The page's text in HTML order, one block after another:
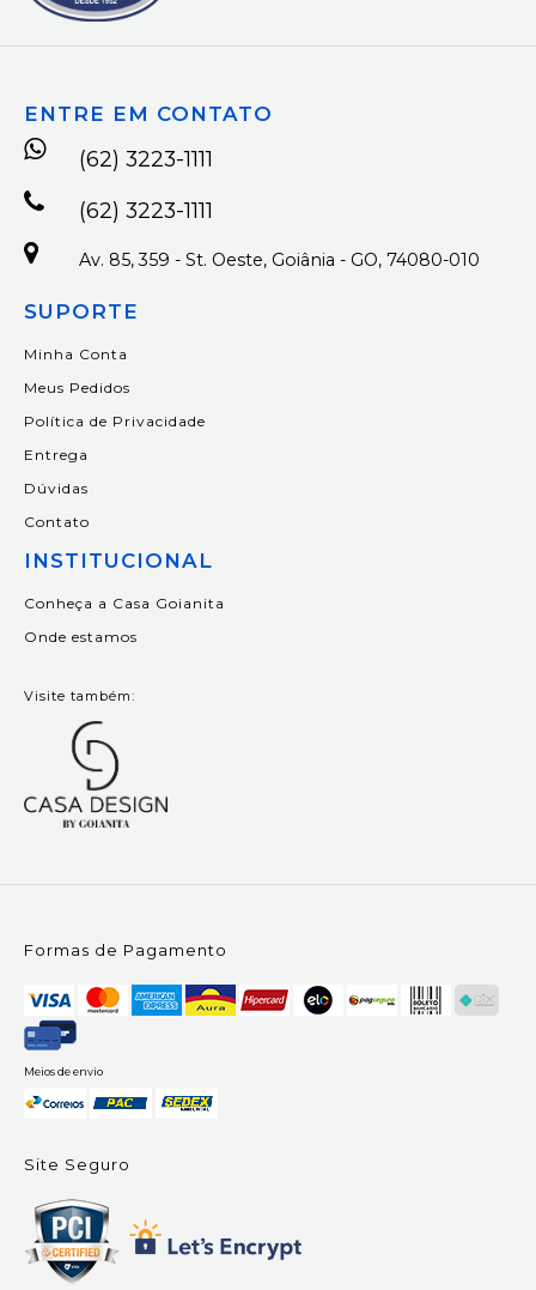
ENTRE EM CONTATO
(62) 3223-1111
(62) 3223-1111
Av. 85, 359 - St. Oeste, Goiânia - GO, 74080-010
SUPORTE
Minha Conta
Meus Pedidos
Política de Privacidade
Entrega
Dúvidas
Contato
INSTITUCIONAL
Conheça a Casa Goianita
Onde estamos
Visite também:
Formas de Pagamento
Meios de envio
Site Seguro